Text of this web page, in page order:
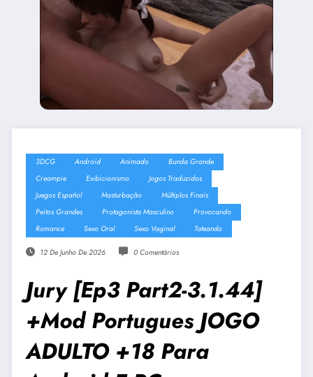
3DCG Android Animado
Bunda Grande
Creampie
Exibicionismo
Jogos Traduzidos
Juegos Español
Masturbação
Múltiplos Finais
Peitos Grandes
Protagonista Masculino
Provocando
Romance
Sexo Oral Sexo Vaginal Tateando
12 De Junho De 2026 0 Comentários
Jury [Ep3 Part2-3.1.44]
+Mod Portugues JOGO
ADULTO +18 Para